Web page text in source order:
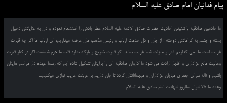
پیام فدائیان امام صادق علیه السلام
ما خادمین صادقیه با شنیدن احادیث حضرت صادق الائمه علیه السلام عطر یادش را استشمام نموده و دل به عنایاتش دخیل
بسته و چشم به کراماتش دوخته ؛ از جان و دل خدمت ارباب و رئیس مذهب مان عرضه میداریم، ای ارباب ما اگر چه قبرت
غریب است ما نمی گذاریم قدر و منزلت شما غریب بماند. اگر قبرت ضریح و بارگاه ندارد قلب ما حرم شماست اگر در کنار قبرت
وهابیت مانع عزاداری و اظهار ارادت می شود ما کاروان صادقیه ای را برایتان تشکیل داده ایم که رسما عهده دار مراسم هایتان
باشیم و ناله سرای جعفری میزبان عزاداران و میهمانانتان گردد تا جان داریم بر غربتت غریب نوازی میکنیم...
وعده ما 25 شوال سالروز شهادت امام صادق علیه السلام